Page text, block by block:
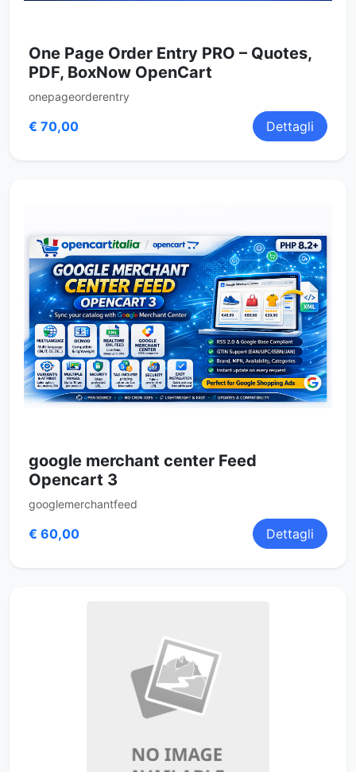
One Page Order Entry PRO – Quotes,
PDF, BoxNow OpenCart
onepageorderentry
€ 70,00 Dettagli
google merchant center Feed
Opencart 3
googlemerchantfeed
€ 60,00 Dettagli